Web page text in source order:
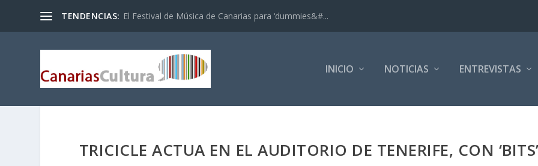
TENDENCIAS: El Festival de Música de Canarias para ‘dummies&#...
INICIO NOTICIAS ENTREVISTAS
TRICICLE ACTUA EN EL AUDITORIO DE TENERIFE, CON